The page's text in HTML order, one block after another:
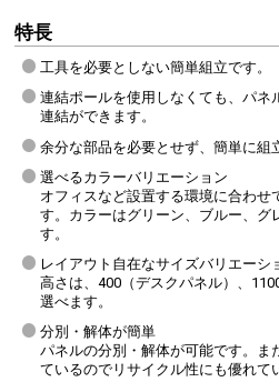
特長
工具を必要としない簡単組立です。
連結ポールを使用しなくても、パネ
連結ができます。
余分な部品を必要とせず、簡単に組
選べるカラーバリエーション
オフィスなど設置する環境に合わせ
す。カラーはグリーン、ブルー、グ
す。
レイアウト自在なサイズバリエーシ
高さは、400（デスクパネル）、
選べます。
分別・解体が簡単
パネルの分別・解体が可能です。ま
ているのでリサイクル性にも優れて